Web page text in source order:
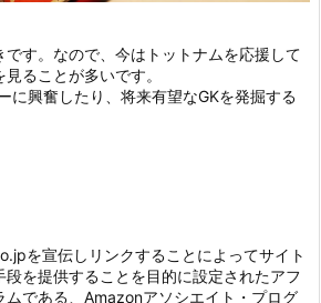
です。なので、今はトットナムを応援して
ることが多いです。
に興奮したり、将来有望なGKを発掘する
を宣伝しリンクすることによってサイト
を提供することを目的に設定されたアフ
ムである、Amazonアソシエイト・プログ